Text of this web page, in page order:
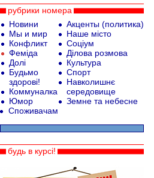
рубрики номера
Новини
Мы и мир
Конфликт
Феміда
Долі
Будьмо
здорові!
Коммуналка
Юмор
Акценты (политика)
Наше місто
Соціум
Ділова розмова
Культура
Спорт
Навколишнє
середовище
Земне та небесне
Споживачам
будь в курсі!